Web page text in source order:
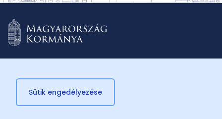
© 2026 Külügyminisztérium
Sütik engedélyezése